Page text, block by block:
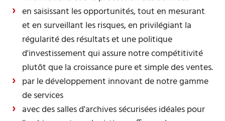
en saisissant les opportunités, tout en mesurant
et en surveillant les risques, en privilégiant la
régularité des résultats et une politique
d'investissement qui assure notre compétitivité
plutôt que la croissance pure et simple des ventes.
par le développement innovant de notre gamme
de services
avec des salles d'archives sécurisées idéales pour